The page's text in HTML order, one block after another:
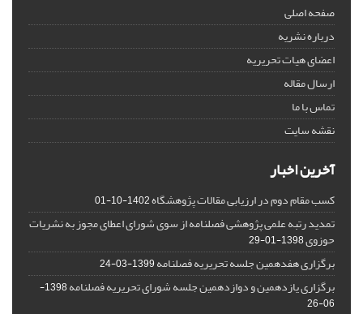
صفحه اصلی
درباره نشریه
اعضای هیات تحریریه
ارسال مقاله
تماس با ما
نقشه سایت
آخرین اخبار
کسب مقام دوم در ارزیابی مقالات پژوهشگاه1402-10-01
تمدید رتبه علمی پژوهشی فصلنامه از سوی شورای اعطای مجوز به نشریات
حوزوی1398-01-29
برگزاری هفدهمین جلسه تحریریه فصلنامه1399-03-24
برگزاری یازدهمین و دوازدهمین جلسه شورای تحریریه فصلنامه
1398-
06-26